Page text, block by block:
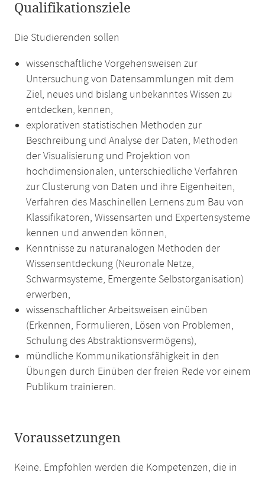
Qualifikationsziele
Die Studierenden sollen
wissenschaftliche Vorgehensweisen zur
Untersuchung von Datensammlungen mit dem
Ziel, neues und bislang unbekanntes Wissen zu
entdecken, kennen,
explorativen statistischen Methoden zur
Beschreibung und Analyse der Daten, Methoden
der Visualisierung und Projektion von
hochdimensionalen, unterschiedliche Verfahren
zur Clusterung von Daten und ihre Eigenheiten,
Verfahren des Maschinellen Lernens zum Bau von
Klassifikatoren, Wissensarten und Expertensysteme
kennen und anwenden können,
Kenntnisse zu naturanalogen Methoden der
Wissensentdeckung (Neuronale Netze,
Schwarmsysteme, Emergente Selbstorganisation)
erwerben,
wissenschaftlicher Arbeitsweisen einüben
(Erkennen, Formulieren, Lösen von Problemen,
Schulung des Abstraktionsvermögens),
mündliche Kommunikationsfähigkeit in den
Übungen durch Einüben der freien Rede vor einem
Publikum trainieren.
Voraussetzungen
Keine. Empfohlen werden die Kompetenzen, die in